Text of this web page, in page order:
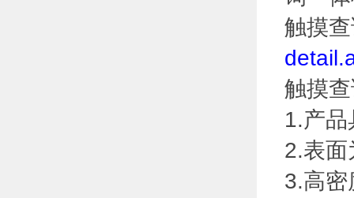
触摸
触摸
1.产
2.表面
3.高密